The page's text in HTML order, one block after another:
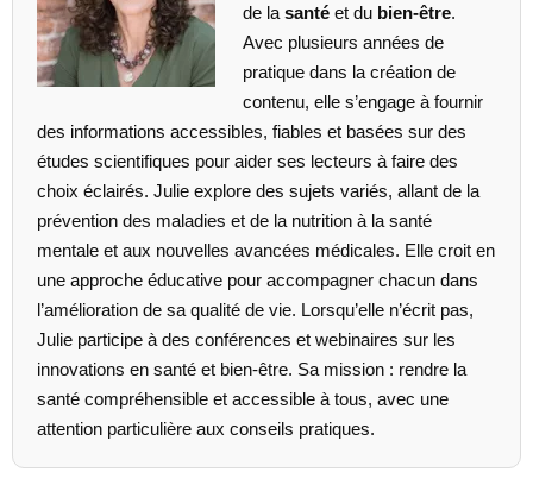
de la santéet du bien-être.
Avec plusieurs années de
pratique dans la création de
contenu, elle s’engage à fournir
des informations accessibles, fiables et basées sur des
études scientifiques pour aider ses lecteurs à faire des
choix éclairés. Julie explore des sujets variés, allant de la
prévention des maladies et de la nutrition à la santé
mentale et aux nouvelles avancées médicales. Elle croit en
une approche éducative pour accompagner chacun dans
l’amélioration de sa qualité de vie. Lorsqu’elle n’écrit pas,
Julie participe à des conférences et webinaires sur les
innovations en santé et bien-être. Sa mission : rendre la
santé compréhensible et accessible à tous, avec une
attention particulière aux conseils pratiques.